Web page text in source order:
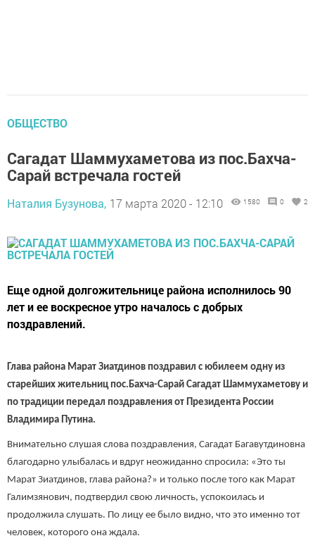
ОБЩЕСТВО
Сагадат Шаммухаметова из пос.Бахча-
Сарай встречала гостей
Наталия Бузунова, 17 марта 2020 - 12:10 1580 0 2
Еще одной долгожительнице района исполнилось 90
лет и ее воскресное утро началось с добрых
поздравлений.
Глава района Марат Зиатдинов поздравил с юбилеем одну из
старейших жительниц пос.Бахча-Сарай Сагадат Шаммухаметову и
по традиции передал поздравления от Президента России
Владимира Путина.
Внимательно слушая слова поздравления, Сагадат Багавутдиновна
благодарно улыбалась и вдруг неожиданно спросила: «Это ты
Марат Зиатдинов, глава района?» и только после того как Марат
Галимзянович, подтвердил свою личность, успокоилась и
продолжила слушать. По лицу ее было видно, что это именно тот
человек, которого она ждала.